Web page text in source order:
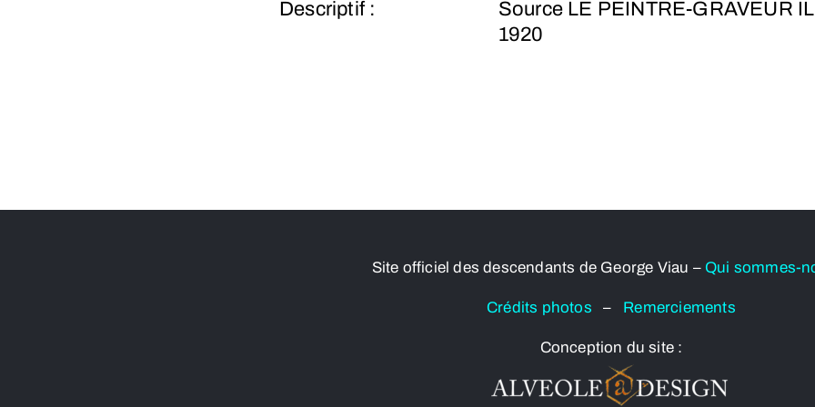
Descriptif :
Source LE PEINTRE-GRAVEUR
1920
Site officiel des descendants de George Viau – Qui sommes-
Crédits photos– Remerciements
Conception du site :